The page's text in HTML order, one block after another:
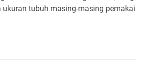
tubuh masing-masing pemakai